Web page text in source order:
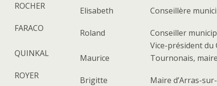
ROCHER
Elisabeth
Conseillère
FARACO
Roland
Conseiller
QUINKAL
Maurice
Vice-président du
Tournonais,
ROYER
Brigitte
Maire d’Arras-